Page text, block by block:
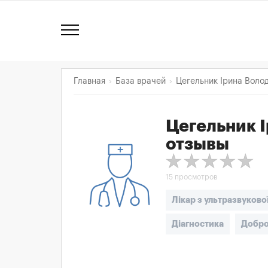
Главная База врачей Цегельник Ірина
Цегельник
отзывы
15 просмотров
Лікар з
Діагностика